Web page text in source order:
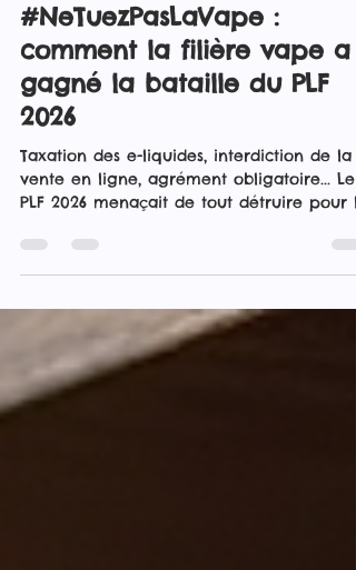
#NeTuezPasLaVape :
comment la filière vape a
gagné la bataille du PLF
2026
Taxation des e-liquides, interdiction de la
vente en ligne, agrément obligatoire... Le
PLF 2026 menaçait de tout détruire pour
mobilisation de 248 193 vapoteurs et
professionnels, la victoire a finalement été